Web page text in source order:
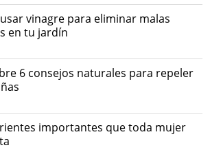
vinagre para eliminar malas
en tu jardín
6 consejos naturales para repeler
importantes que toda mujer